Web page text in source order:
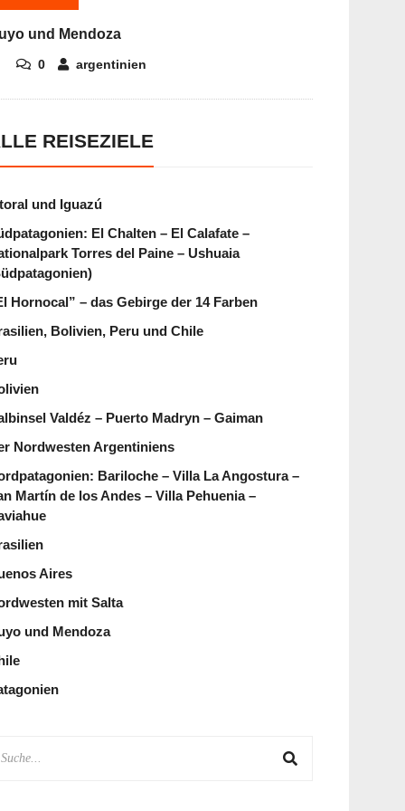
und Mendoza
0 argentinien
REISEZIELE
und Iguazú
El Chalten – El Calafate –
Torres del Paine – Ushuaia
Hornocal” – das Gebirge der 14 Farben
Bolivien, Peru und Chile
Valdéz – Puerto Madryn – Gaiman
Nordwesten Argentiniens
Bariloche – Villa La Angostura –
Martín de los Andes – Villa Pehuenia –
Aires
mit Salta
und Mendoza